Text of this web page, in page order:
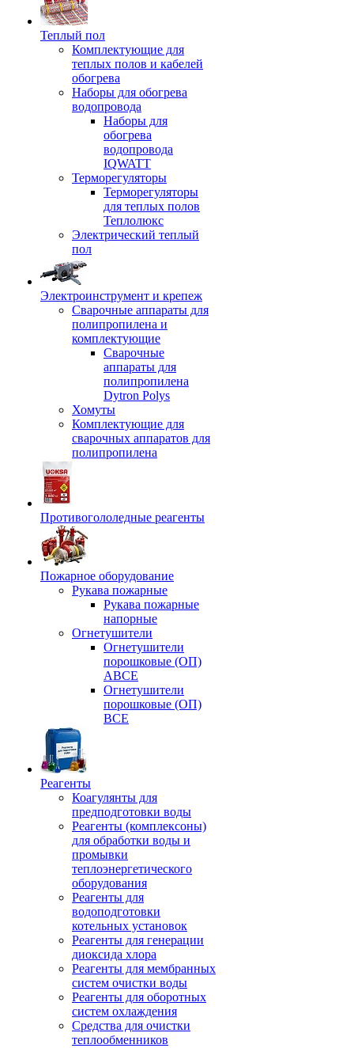
Теплый пол
Комплектующие для
теплых полов и кабелей
обогрева
Наборы для обогрева
водопровода
Наборы для
обогрева
водопровода
IQWATT
Терморегуляторы
Терморегуляторы
для теплых полов
Теплолюкс
Электрический теплый
пол
Электроинструмент и крепеж
Сварочные аппараты для
полипропилена и
комплектующие
Сварочные
аппараты для
полипропилена
Dytron Polys
Хомуты
Комплектующие для
сварочных аппаратов для
полипропилена
Противогололедные реагенты
Пожарное оборудование
Рукава пожарные
Рукава пожарные
напорные
Огнетушители
Огнетушители
порошковые (ОП)
АВСЕ
Огнетушители
порошковые (ОП)
ВСЕ
Реагенты
Коагулянты для
предподготовки воды
Реагенты (комплексоны)
для обработки воды и
промывки
теплоэнергетического
оборудования
Реагенты для
водоподготовки
котельных установок
Реагенты для генерации
диоксида хлора
Реагенты для мембранных
систем очистки воды
Реагенты для оборотных
систем охлаждения
Средства для очистки
теплообменников